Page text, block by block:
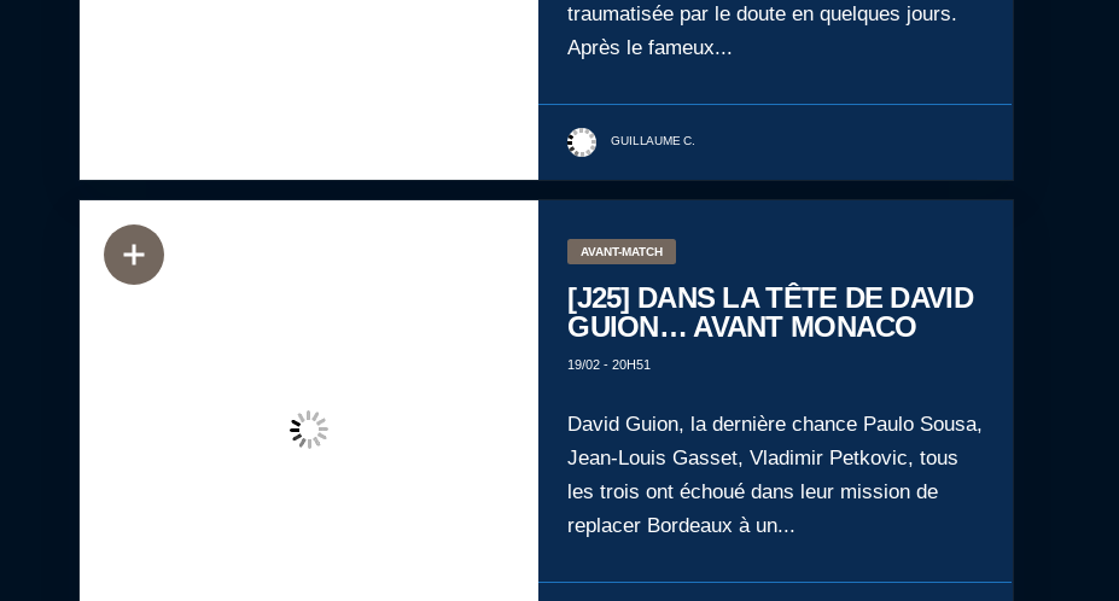
traumatisée par le doute en quelques jours.
Après le fameux...
GUILLAUME C.
AVANT-MATCH
[J25] DANS LA TÊTE DE DAVID
GUION… AVANT MONACO
19/02 - 20H51
David Guion, la dernière chance Paulo Sousa,
Jean-Louis Gasset, Vladimir Petkovic, tous
les trois ont échoué dans leur mission de
replacer Bordeaux à un...